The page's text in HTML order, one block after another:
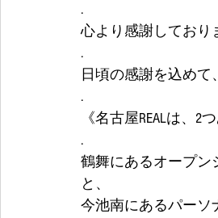
.
心より感謝しており
.
日頃の感謝を込め
.
《名古屋REALは、2
.
鶴舞にあるオープン
と、
今池南にあるパーソ